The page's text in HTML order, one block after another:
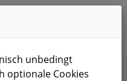
unbedingt
optionale Cookies